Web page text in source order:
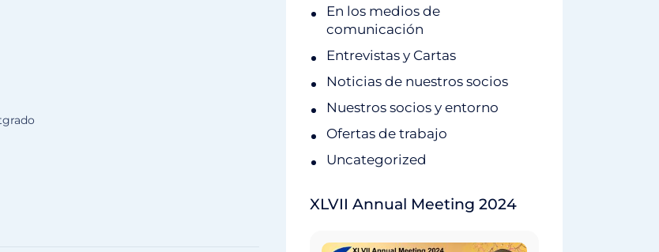
En los medios de
comunicación
Entrevistas y Cartas
Noticias de nuestros socios
Nuestros socios y entorno
Ofertas de trabajo
Uncategorized
XLVII Annual Meeting 2024